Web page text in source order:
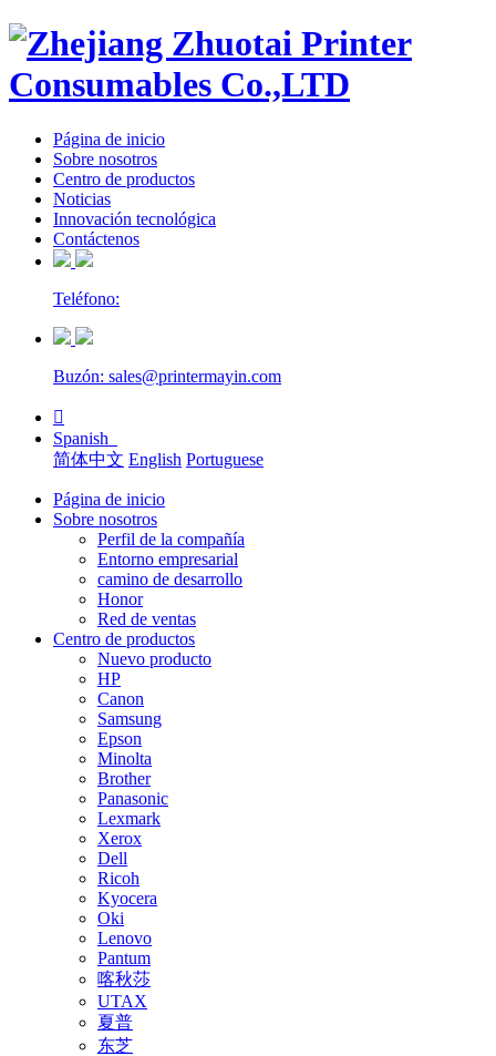
Página de inicio
Sobre nosotros
Centro de productos
Noticias
Innovación tecnológica
Contáctenos
Teléfono:
Buzón: sales@printermayin.com

Spanish
简体中文 English Portuguese
Página de inicio
Sobre nosotros
Perfil de la compañía
Entorno empresarial
camino de desarrollo
Honor
Red de ventas
Centro de productos
Nuevo producto
HP
Canon
Samsung
Epson
Minolta
Brother
Panasonic
Lexmark
Xerox
Dell
Ricoh
Kyocera
Oki
Lenovo
Pantum
喀秋莎
UTAX
夏普
东芝